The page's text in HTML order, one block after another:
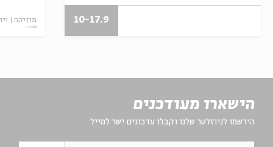
10-17.9 מוזיקה
הישארו מעודכנים
הירשמו לניוזלטר שלנו וקבלו עדכונים ישר למייל